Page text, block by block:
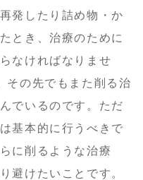
発したり詰め物・か
とき、治療のために
なければなりませ
その先でもまた削る治
でいるのです。ただ
基本的に行うべきで
に削るような治療
避けたいことです。